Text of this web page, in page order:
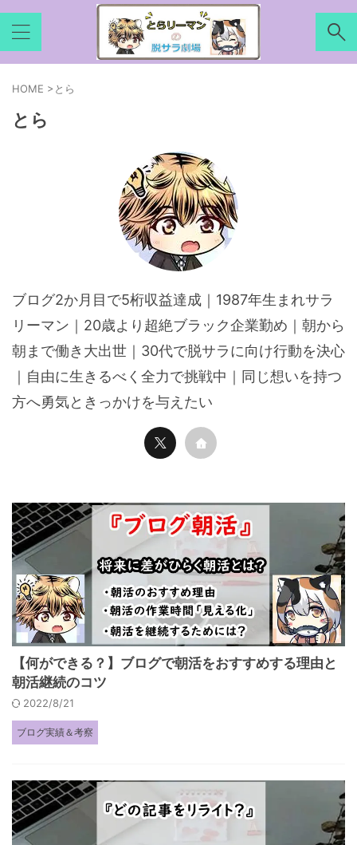
HOME >とら
とら
ブログ2か月目で5桁収益達成｜1987年生まれサラ
リーマン｜20歳より超絶ブラック企業勤め｜朝から
朝まで働き大出世｜30代で脱サラに向け行動を決心
｜自由に生きるべく全力で挑戦中｜同じ想いを持つ
方へ勇気ときっかけを与えたい
【何ができる？】ブログで朝活をおすすめする理由と
朝活継続のコツ
2022/8/21
ブログ実績＆考察